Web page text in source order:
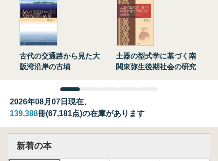
古代の交通路から見た大
阪湾沿岸の古墳
土器の型式学に基づく南
関東弥生後期社会の研究
2026年08月07日現在、
139,388冊(67,181点)の在庫があります
新着の本